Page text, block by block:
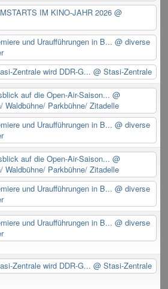
IM KINO-JAHR 2026 @
und Uraufführungen in B... @ diverse
Zentrale wird DDR-G...@ Stasi-Zentrale
auf die Open-Air-Saison... @
Waldbühne/ Parkbühne/ Zitadelle
und Uraufführungen in B... @ diverse
auf die Open-Air-Saison... @
Waldbühne/ Parkbühne/ Zitadelle
und Uraufführungen in B... @ diverse
und Uraufführungen in B... @ diverse
Zentrale wird DDR-G...@ Stasi-Zentrale